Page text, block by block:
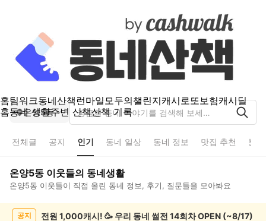
홈팀워크동네산책런마일모두의챌린지캐시로또보험캐시딜
홈동네 생활주변 산책산책 기록
온양5동
전체글 공지 인기 동네 일상 동네 정보 맛집 추천 분
온양5동 이웃들의 동네생활
온양5동 이웃들이 직접 올린 동네 정보, 후기, 질문들을 모아봐요
공지 전원 1,000캐시! 🥳 우리 동네 썰전 14회차 OPEN (~8/17)